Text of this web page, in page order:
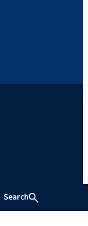
Search